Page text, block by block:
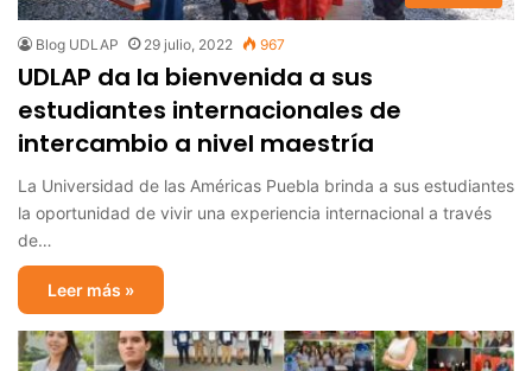
Blog UDLAP 29 julio, 2022 967
UDLAP da la bienvenida a sus
estudiantes internacionales de
intercambio a nivel maestría
La Universidad de las Américas Puebla brinda a sus estudiantes
la oportunidad de vivir una experiencia internacional a través
de…
Leer más »